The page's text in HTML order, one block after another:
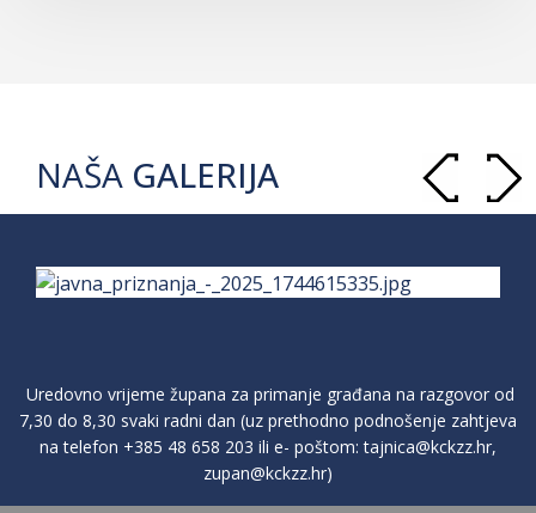
NAŠA GALERIJA
Uredovno vrijeme župana za primanje građana na razgovor od
7,30 do 8,30 svaki radni dan (uz prethodno podnošenje zahtjeva
na telefon +385 48 658 203 ili e- poštom:tajnica@kckzz.hr,
zupan@kckzz.hr)